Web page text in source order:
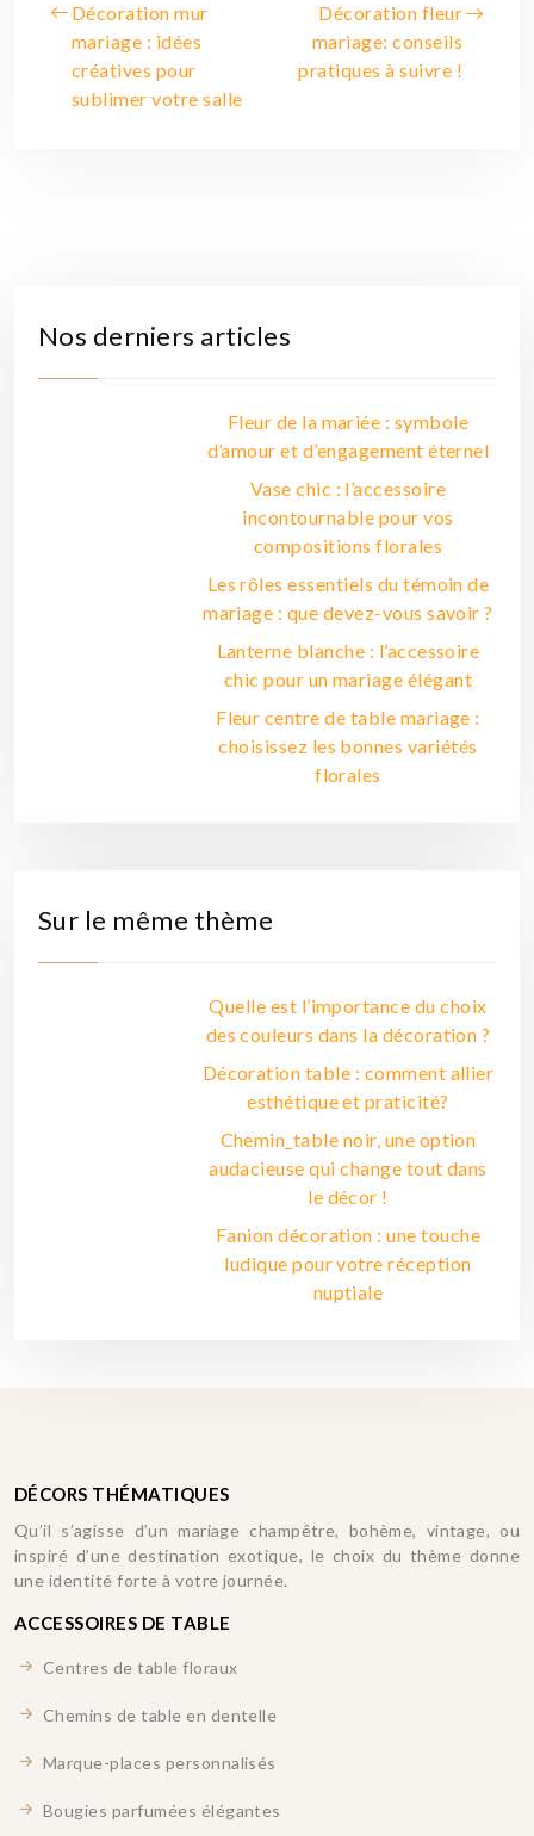
Décoration mur
mariage : idées
créatives pour
sublimer votre salle
Décoration fleur
mariage: conseils
pratiques à suivre !
Nos derniers articles
Fleur de la mariée : symbole
d’amour et d’engagement éternel
Vase chic : l’accessoire
incontournable pour vos
compositions florales
Les rôles essentiels du témoin de
mariage : que devez-vous savoir ?
Lanterne blanche : l’accessoire
chic pour un mariage élégant
Fleur centre de table mariage :
choisissez les bonnes variétés
florales
Sur le même thème
Quelle est l’importance du choix
des couleurs dans la décoration ?
Décoration table : comment allier
esthétique et praticité?
Chemin_table noir, une option
audacieuse qui change tout dans
le décor !
Fanion décoration : une touche
ludique pour votre réception
nuptiale
DÉCORS THÉMATIQUES
Qu’il s’agisse d’un mariage champêtre, bohème, vintage, ou
inspiré d’une destination exotique, le choix du thème donne
une identité forte à votre journée.
ACCESSOIRES DE TABLE
Centres de table floraux
Chemins de table en dentelle
Marque-places personnalisés
Bougies parfumées élégantes